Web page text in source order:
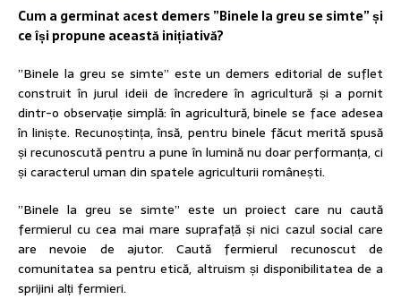
Cum a germinat acest demers ”Binele la greu se simte” și
ce își propune această inițiativă?
”Binele la greu se simte” este un demers editorial de suflet
construit în jurul ideii de încredere în agricultură și a pornit
dintr-o observație simplă: în agricultură, binele se face adesea
în liniște. Recunoștința, însă, pentru binele făcut merită spusă
și recunoscută pentru a pune în lumină nu doar performanța, ci
și caracterul uman din spatele agriculturii românești.
”Binele la greu se simte” este un proiect care nu caută
fermierul cu cea mai mare suprafață și nici cazul social care
are nevoie de ajutor. Caută fermierul recunoscut de
comunitatea sa pentru etică, altruism și disponibilitatea de a
sprijini alți fermieri.